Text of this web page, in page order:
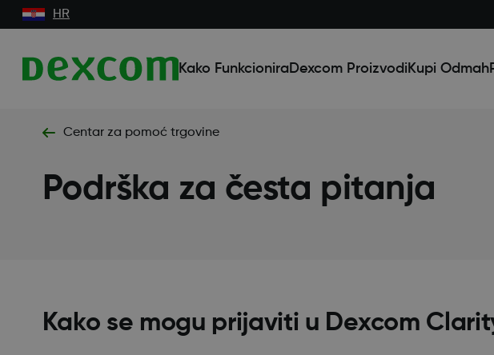
HR
Kako FunkcioniraDexcom Proizvodi Kupi Odmah
Centar za pomoć trgovine
Podrška za česta pitanja
Kako se mogu prijaviti u Dexcom